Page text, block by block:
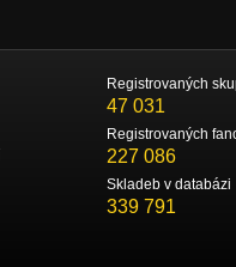
Registrovaných
47 031
Registrovaných
227 086
Skladeb v databázi
339 791